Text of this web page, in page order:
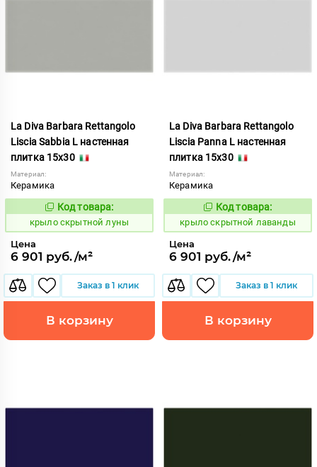
La Diva Barbara Rettangolo
Liscia Sabbia L настенная
плитка 15x30
Материал:
Керамика
839420
Код товара:
крыло скрытной луны
Цена
6 901 руб./м²
Заказ в 1 клик
В корзину
La Diva Barbara Rettangolo
Liscia Panna L настенная
плитка 15x30
Материал:
Керамика
839416
Код товара:
крыло скрытной лаванды
Цена
6 901 руб./м²
Заказ в 1 клик
В корзину